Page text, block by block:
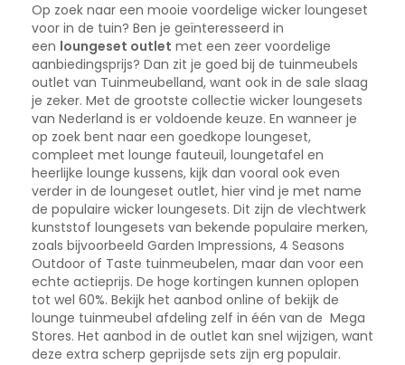
Op zoek naar een mooie voordelige wicker loungeset
voor in de tuin? Ben je geïnteresseerd in
een loungeset outlet met een zeer voordelige
aanbiedingsprijs? Dan zit je goed bij de tuinmeubels
outlet van Tuinmeubelland, want ook in de sale slaag
je zeker. Met de grootste collectie wicker loungesets
van Nederland is er voldoende keuze. En wanneer je
op zoek bent naar een goedkope loungeset,
compleet met lounge fauteuil, loungetafel en
heerlijke lounge kussens, kijk dan vooral ook even
verder in de loungeset outlet, hier vind je met name
de populaire wicker loungesets. Dit zijn de vlechtwerk
kunststof loungesets van bekende populaire merken,
zoals bijvoorbeeld Garden Impressions, 4 Seasons
Outdoor of Taste tuinmeubelen, maar dan voor een
echte actieprijs. De hoge kortingen kunnen oplopen
tot wel 60%. Bekijk het aanbod online of bekijk de
lounge tuinmeubel afdeling zelf in één van de Mega
Stores. Het aanbod in de outlet kan snel wijzigen, want
deze extra scherp geprijsde sets zijn erg populair.